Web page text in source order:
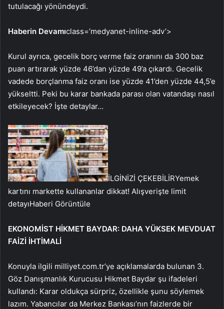
tutulacağı yönündeydi.
Haberin Devamıclass=’medyanet-inline-adv’>
Kurul ayrıca, gecelik borç verme faiz oranını da 300 baz
puan artırarak yüzde 46’dan yüzde 49’a çıkardı. Gecelik
vadede borçlanma faiz oranı ise yüzde 41’den yüzde 44,5’e
yükseltti. Peki bu karar bankada parası olan vatandaşı nasıl
etkileyecek? İşte detaylar…
İLGİNİZİ ÇEKEBİLİRYemek
kartını markette kullananlar dikkat! Alışverişte limit
detayıHaberi Görüntüle
EKONOMİST HİKMET BAYDAR: DAHA YÜKSEK MEVDUAT
FAİZİ İHTİMALİ
Konuyla ilgili milliyet.com.tr’ye açıklamalarda bulunan 3.
Göz Danışmanlık Kurucusu Hikmet Baydar şu ifadeleri
kullandı: Karar oldukça sürpriz, özellikle şunu söylemek
lazım. Yabancılar da Merkez Bankası’nın faizlerde bir